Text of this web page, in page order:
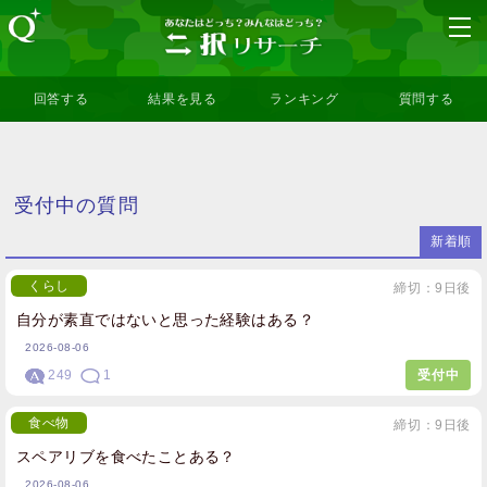
回答する 結果を見る ランキング 質問する
受付中の質問
新着順
自分が素直ではないと思った経験はある？
締切：9日後
くらし
2026-08-06
249 1 受付中
スペアリブを食べたことある？
締切：9日後
食べ物
2026-08-06